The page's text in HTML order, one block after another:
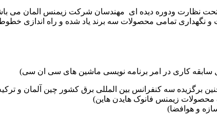
تکنوست با مدیریت مهندس علی فرخانی که از سال ۱۳۶۵ تحت نظارت ودوره دیده
نگهداری تمامی محصولات سه برند یاد شده و راه اندازی
برگزیده سه کنفرانس بین المللی برق کشور چین آلمان و
زیمنس فانوک هایدن هاین)
و هوافضا)